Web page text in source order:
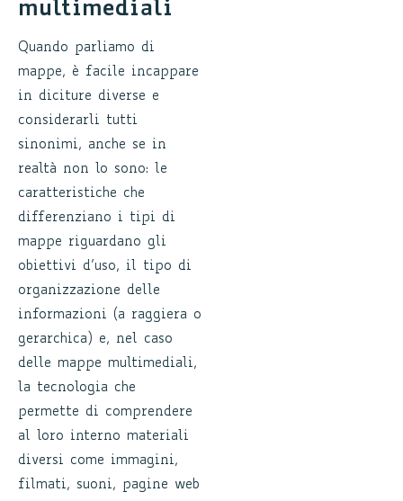
multimediali
Quando parliamo di
mappe, è facile incappare
in diciture diverse e
considerarli tutti
sinonimi, anche se in
realtà non lo sono: le
caratteristiche che
differenziano i tipi di
mappe riguardano gli
obiettivi d’uso, il tipo di
organizzazione delle
informazioni (a raggiera o
gerarchica) e, nel caso
delle mappe multimediali,
la tecnologia che
permette di comprendere
al loro interno materiali
diversi come immagini,
filmati, suoni, pagine web